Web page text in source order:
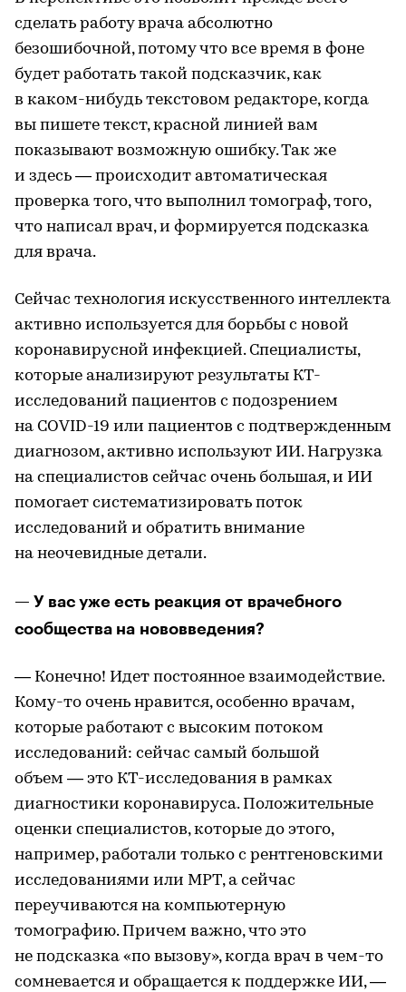
сделать работу врача абсолютно
безошибочной, потому что все время в фоне
будет работать такой подсказчик, как
в каком-нибудь текстовом редакторе, когда
вы пишете текст, красной линией вам
показывают возможную ошибку. Так же
и здесь — происходит автоматическая
проверка того, что выполнил томограф, того,
что написал врач, и формируется подсказка
для врача.
Сейчас технология искусственного интеллекта
активно используется для борьбы с новой
коронавирусной инфекцией. Специалисты,
которые анализируют результаты КТ-
исследований пациентов с подозрением
на COVID-19 или пациентов с подтвержденным
диагнозом, активно используют ИИ. Нагрузка
на специалистов сейчас очень большая, и ИИ
помогает систематизировать поток
исследований и обратить внимание
на неочевидные детали.
— У вас уже есть реакция от врачебного
сообщества на нововведения?
— Конечно! Идет постоянное взаимодействие.
Кому-то очень нравится, особенно врачам,
которые работают с высоким потоком
исследований: сейчас самый большой
объем — это КТ-исследования в рамках
диагностики коронавируса. Положительные
оценки специалистов, которые до этого,
например, работали только с рентгеновскими
исследованиями или МРТ, а сейчас
переучиваются на компьютерную
томографию. Причем важно, что это
не подсказка «по вызову», когда врач в чем-то
сомневается и обращается к поддержке ИИ, —